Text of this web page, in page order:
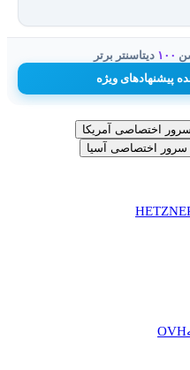
۱۰۰ دیتاسنتر برتر
پیشنهادهای ویژه
سرور اختصاصی آمریکا
سرور اختصاصی آسیا
OVH